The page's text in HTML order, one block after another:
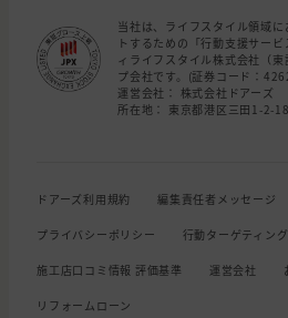
当社は、ライフスタイル領域
トするための「行動支援サー
ィライフスタイル株式会社（
プ会社です。(証券コード：
運営会社： 株式会社ドアーズ
所在地： 東京都港区三田1-2-
ドアーズ利用規約 編集責任者メッセージ
プライバシーポリシー 行動ターゲティン
施工店口コミ情報 評価基準 運営会社
リフォームローン